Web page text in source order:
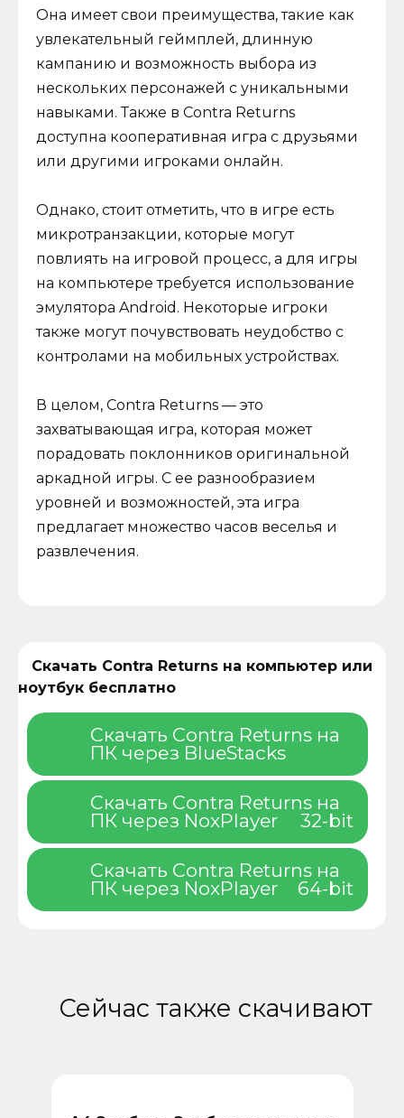
Она имеет свои преимущества, такие как
увлекательный геймплей, длинную
кампанию и возможность выбора из
нескольких персонажей с уникальными
навыками. Также в Contra Returns
доступна кооперативная игра с друзьями
или другими игроками онлайн.
Однако, стоит отметить, что в игре есть
микротранзакции, которые могут
повлиять на игровой процесс, а для игры
на компьютере требуется использование
эмулятора Android. Некоторые игроки
также могут почувствовать неудобство с
контролами на мобильных устройствах.
В целом, Contra Returns — это
захватывающая игра, которая может
порадовать поклонников оригинальной
аркадной игры. С ее разнообразием
уровней и возможностей, эта игра
предлагает множество часов веселья и
развлечения.
Скачать Contra Returns на компьютер или
ноутбук бесплатно
Скачать Contra Returns на
ПК через BlueStacks
Скачать Contra Returns на
ПК через NoxPlayer
32-bit
Скачать Contra Returns на
ПК через NoxPlayer
64-bit
Сейчас также скачивают